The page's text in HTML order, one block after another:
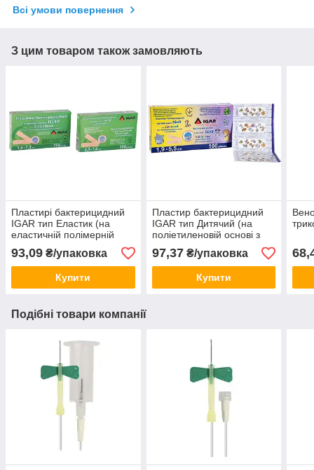
Всі умови повернення
З цим товаром також замовляють
Пластирі бактерицидний
IGAR тип Еластик (на
еластичній полімерній
основі) 2,5х7,6 см
93,09 ₴/упаковка
Купити
Пластир бактерицидний
IGAR тип Дитячий (на
полiетиленовiй основi з
малюнками) 1,9*5,5см
97,37₴/упаковка
Купити
Подібні товари компанії